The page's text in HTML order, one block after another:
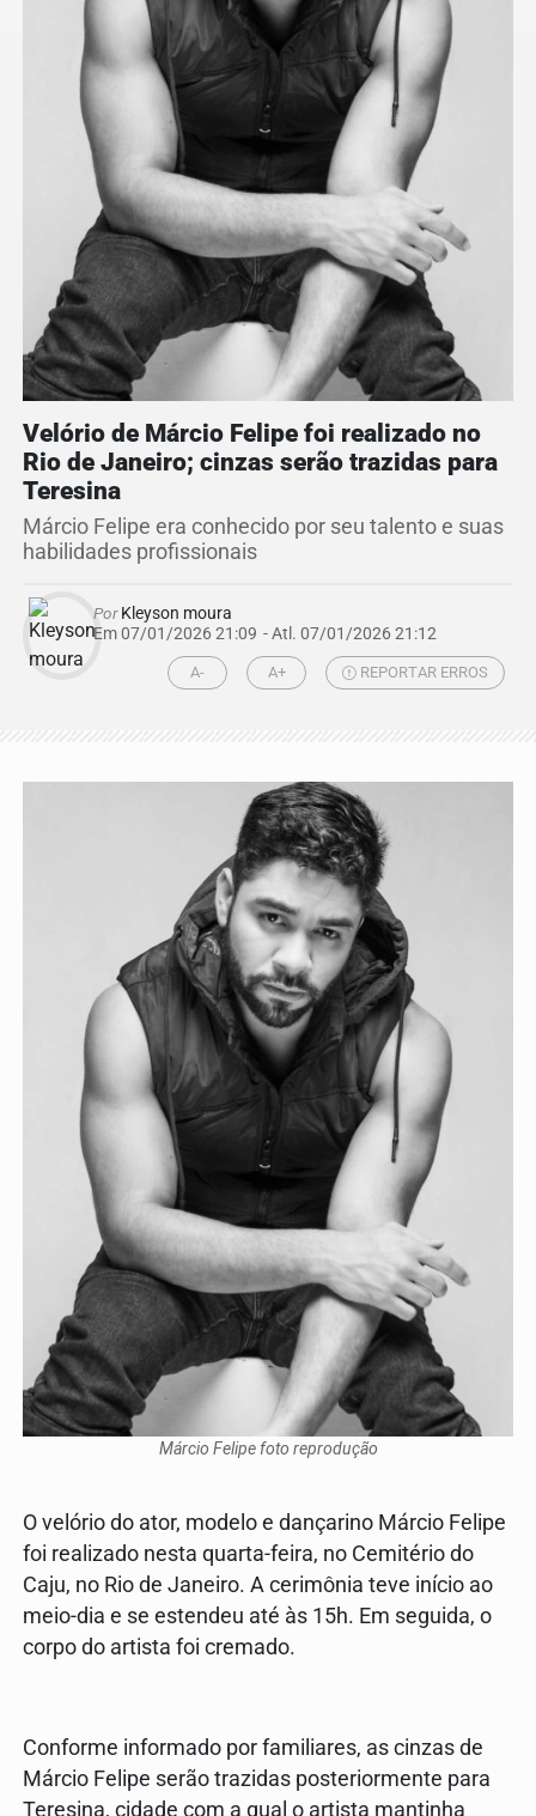
Velório de Márcio Felipe foi realizado no
Rio de Janeiro; cinzas serão trazidas para
Teresina
Márcio Felipe era conhecido por seu talento e suas
habilidades profissionais
PorKleyson moura
Em 07/01/2026 21:09 - Atl. 07/01/2026 21:12
A- A+ REPORTAR ERROS
Márcio Felipe foto reprodução
O velório do ator, modelo e dançarino Márcio Felipe
foi realizado nesta quarta-feira, no Cemitério do
Caju, no Rio de Janeiro. A cerimônia teve início ao
meio-dia e se estendeu até às 15h. Em seguida, o
corpo do artista foi cremado.
Conforme informado por familiares, as cinzas de
Márcio Felipe serão trazidas posteriormente para
Teresina, cidade com a qual o artista mantinha